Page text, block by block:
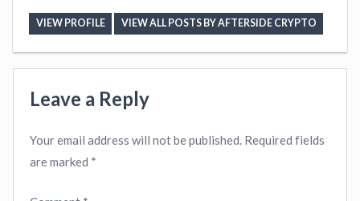
VIEW PROFILE VIEW ALL POSTS BY AFTERSIDE CRYPTO
Leave a Reply
Your email address will not be published. Required fields
are marked *